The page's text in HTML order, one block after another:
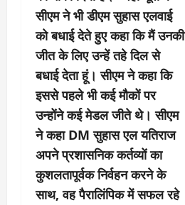
सीएम ने भी डीएम सुहास एलवाई
को बधाई देते हुए कहा कि मैं उनकी
जीत के लिए उन्हें तहे दिल से
बधाई देता हूं। सीएम ने कहा कि
इससे पहले भी कई मौकों पर
उन्होंने कई मेडल जीते थे। सीएम
ने कहा DM सुहास एल यतिराज
अपने प्रशासनिक कर्तव्यों का
कुशलतापूर्वक निर्वहन करने के
साथ, वह पैरालिंपिक में सफल रहे